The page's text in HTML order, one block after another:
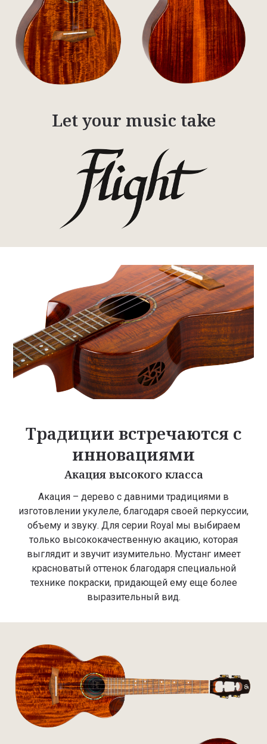
Let your music take
Традиции встречаются с
инновациями
Акация высокого класса
Акация – дерево с давними традициями в
изготовлении укулеле, благодаря своей перкуссии,
объему и звуку. Для серии Royal мы выбираем
только высококачественную акацию, которая
выглядит и звучит изумительно. Мустанг имеет
красноватый оттенок благодаря специальной
технике покраски, придающей ему еще более
выразительный вид.